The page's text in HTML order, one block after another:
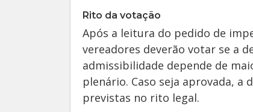
Rito da votação
Após a leitura do pedido de
vereadores deverão votar se a
admissibilidade depende de
plenário. Caso seja aprovada, a
previstas no rito legal.